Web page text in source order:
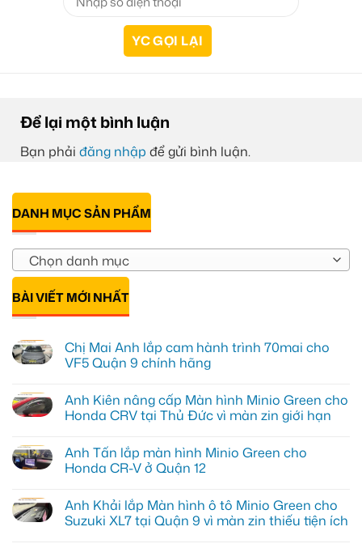
Để lại một bình luận
Bạn phải đăng nhập để gửi bình luận.
DANH MỤC SẢN PHẨM
Chọn danh mục
BÀI VIẾT MỚI NHẤT
Chị Mai Anh lắp cam hành trình 70mai cho
VF5 Quận 9 chính hãng
bình
luận
ở
Anh
lắp
cam
70mai
cho
VF5
Anh Kiên nâng cấp Màn hình Minio Green cho
Honda CRV tại Thủ Đức vì màn zin giới hạn
bình
luận
ở
nâng
cấp
Màn
Anh Tấn lắp màn hình Minio Green cho
Honda CR-V ở Quận 12
bình
luận
ở
Anh Khải lắp Màn hình ô tô Minio Green cho
Suzuki XL7 tại Quận 9 vì màn zin thiếu tiện ích